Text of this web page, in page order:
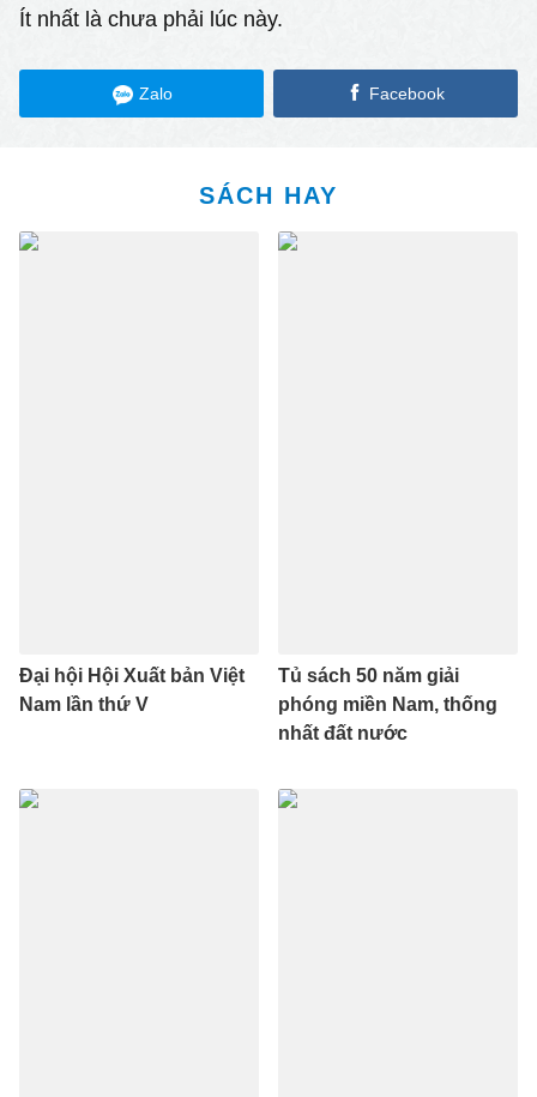
Ít nhất là chưa phải lúc này.
Zalo Facebook
SÁCH HAY
Đại hội Hội Xuất bản Việt
Nam lần thứ V
Tủ sách 50 năm giải
phóng miền Nam, thống
nhất đất nước